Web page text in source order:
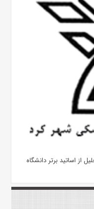
اساتید برتر دانشگاه